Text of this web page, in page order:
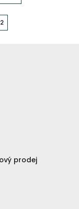
prodej